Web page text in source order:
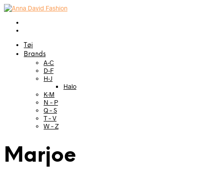
Tøj
Brands
A-C
D-F
H-J
Halo
K-M
N – P
Q – S
T – V
W – Z
Marjoe